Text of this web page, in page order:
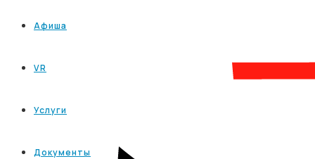
Афиша
VR
Услуги
Документы